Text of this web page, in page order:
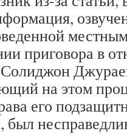
приговора в
на этом
его
был